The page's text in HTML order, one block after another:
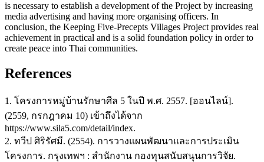
is necessary to establish a development of the Project by increasing
media advertising and having more organising officers. In
conclusion, the Keeping Five-Precepts Villages Project provides real
achievement in practical and is a solid foundation policy in order to
create peace into Thai communities.
References
1. โครงการหมู่บ้านรักษาศีล 5 ในปี พ.ศ. 2557. [ออนไลน์].
(2559, กรกฎาคม 10) เข้าถึงได้จาก
https://www.sila5.com/detail/index.
2. ทวีป ศิริรัศมี. (2554). การวางแผนพัฒนาและการประเมิน
โครงการ. กรุงเทพฯ : สำนักงาน กองทุนสนับสนุนการวิจัย.